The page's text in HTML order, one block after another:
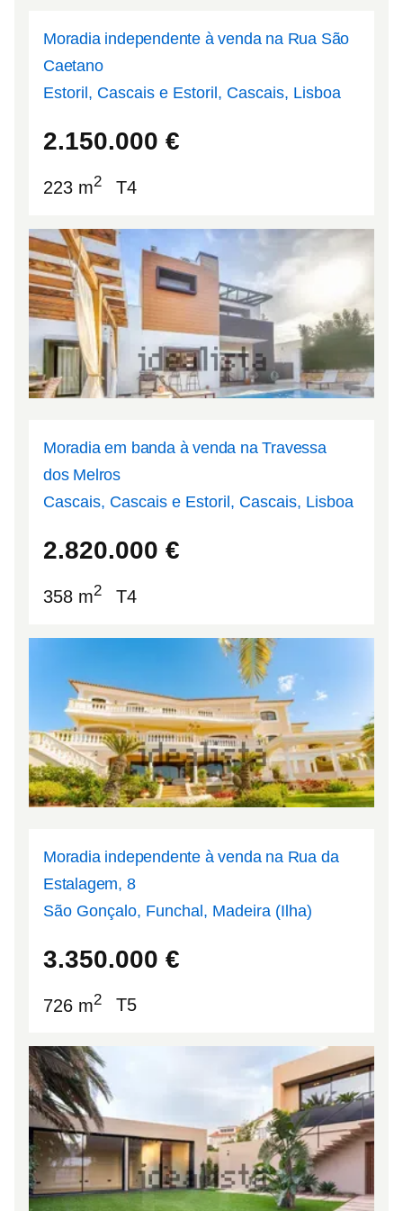
Moradia independente à venda na Rua São
Caetano
Estoril, Cascais e Estoril, Cascais, Lisboa
2.150.000 €
223 m2 T4
Moradia em banda à venda na Travessa
dos Melros
Cascais, Cascais e Estoril, Cascais, Lisboa
2.820.000 €
358 m2 T4
Moradia independente à venda na Rua da
Estalagem, 8
São Gonçalo, Funchal, Madeira (Ilha)
3.350.000 €
726 m2 T5